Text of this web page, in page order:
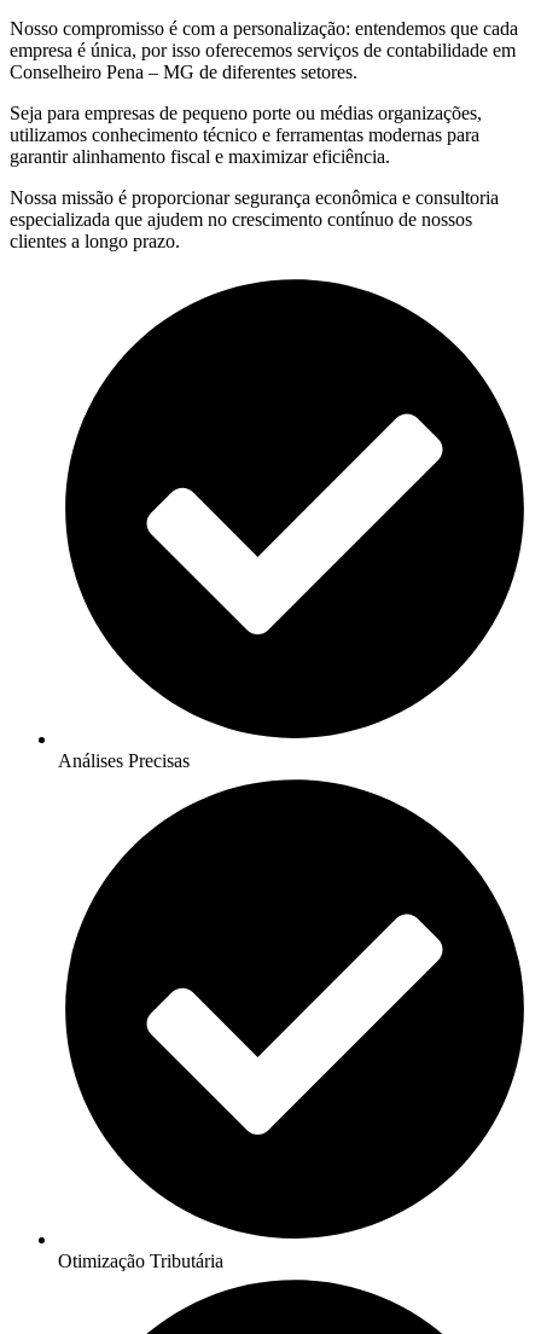
Nosso compromisso é com a personalização: entendemos que cada
empresa é única, por isso oferecemos serviços de contabilidade em
Conselheiro Pena – MG de diferentes setores.
Seja para empresas de pequeno porte ou médias organizações,
utilizamos conhecimento técnico e ferramentas modernas para
garantir alinhamento fiscal e maximizar eficiência.
Nossa missão é proporcionar segurança econômica e consultoria
especializada que ajudem no crescimento contínuo de nossos
clientes a longo prazo.
Análises Precisas
Otimização Tributária